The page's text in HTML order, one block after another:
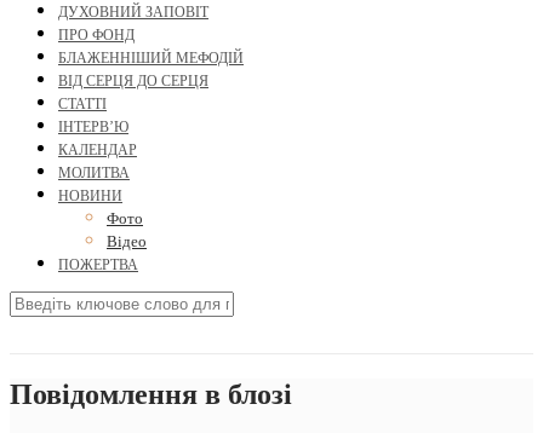
ДУХОВНИЙ ЗАПОВІТ
ПРО ФОНД
БЛАЖЕННІШИЙ МЕФОДІЙ
ВІД СЕРЦЯ ДО СЕРЦЯ
СТАТТІ
ІНТЕРВ’Ю
КАЛЕНДАР
МОЛИТВА
НОВИНИ
Фото
Відео
ПОЖЕРТВА
Повідомлення в блозі